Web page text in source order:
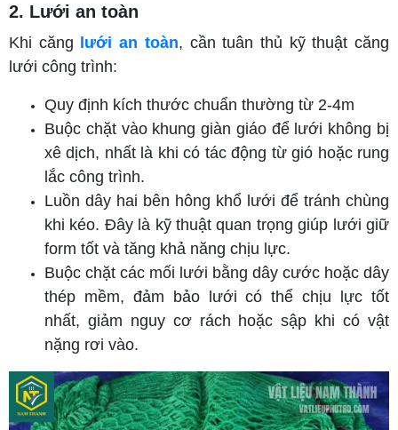
2. Lưới an toàn
Khi căng lưới an toàn, cần tuân thủ kỹ thuật căng
lưới công trình:
Quy định kích thước chuẩn thường từ 2-4m
Buộc chặt vào khung giàn giáo để lưới không bị
xê dịch, nhất là khi có tác động từ gió hoặc rung
lắc công trình.
Luồn dây hai bên hông khổ lưới để tránh chùng
khi kéo. Đây là kỹ thuật quan trọng giúp lưới giữ
form tốt và tăng khả năng chịu lực.
Buộc chặt các mối lưới bằng dây cước hoặc dây
thép mềm, đảm bảo lưới có thể chịu lực tốt
nhất, giảm nguy cơ rách hoặc sập khi có vật
nặng rơi vào.